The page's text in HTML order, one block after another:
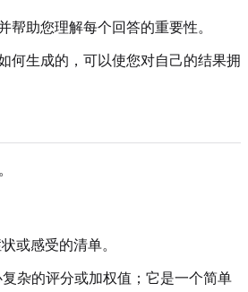
助您理解每个回答的重要性。
何生成的，可以使您对自己的结果拥
或感受的清单。
杂的评分或加权值；它是一个简单